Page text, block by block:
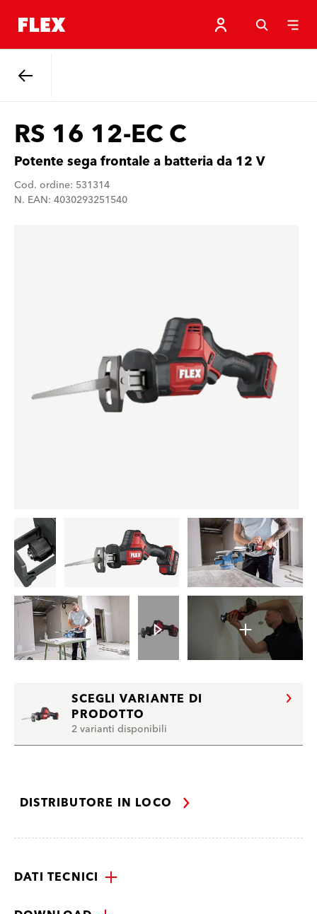
RS 16 12-EC C
Potente sega frontale a batteria da 12 V
Cod. ordine: 531314
N. EAN: 4030293251540
SCEGLI VARIANTE DI
PRODOTTO
2 varianti disponibili
DISTRIBUTORE IN LOCO
DATI TECNICI